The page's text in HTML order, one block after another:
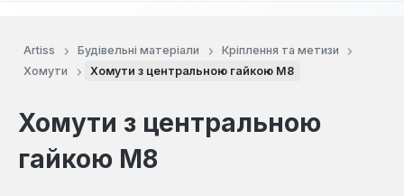
Artiss Будівельні матеріали
Кріплення та метизи
Хомути
Хомути з центральною гайкою М8
Хомути з центральною
гайкою М8